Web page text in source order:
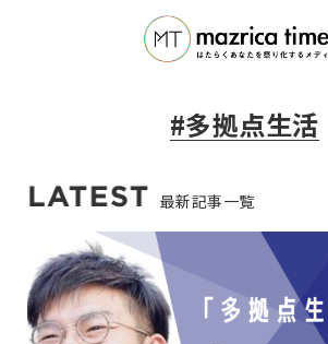
#多拠点生活
最新記事一覧